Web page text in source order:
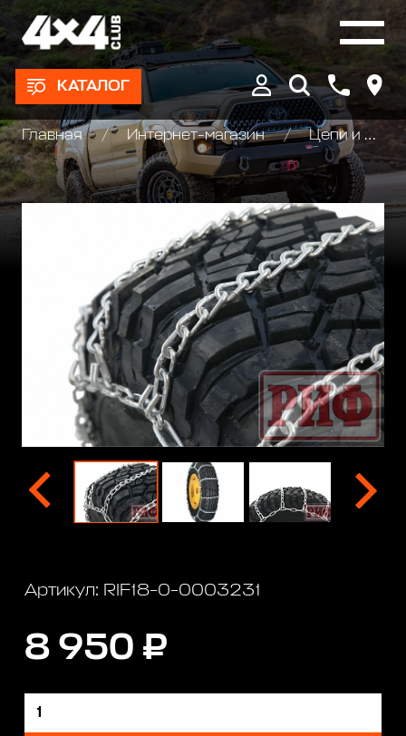
КАТАЛОГ
Главная Интернет-магазин Цепи и Браслеты противоскольжения
Артикул: RIF18-0-0003231
8 950 ₽